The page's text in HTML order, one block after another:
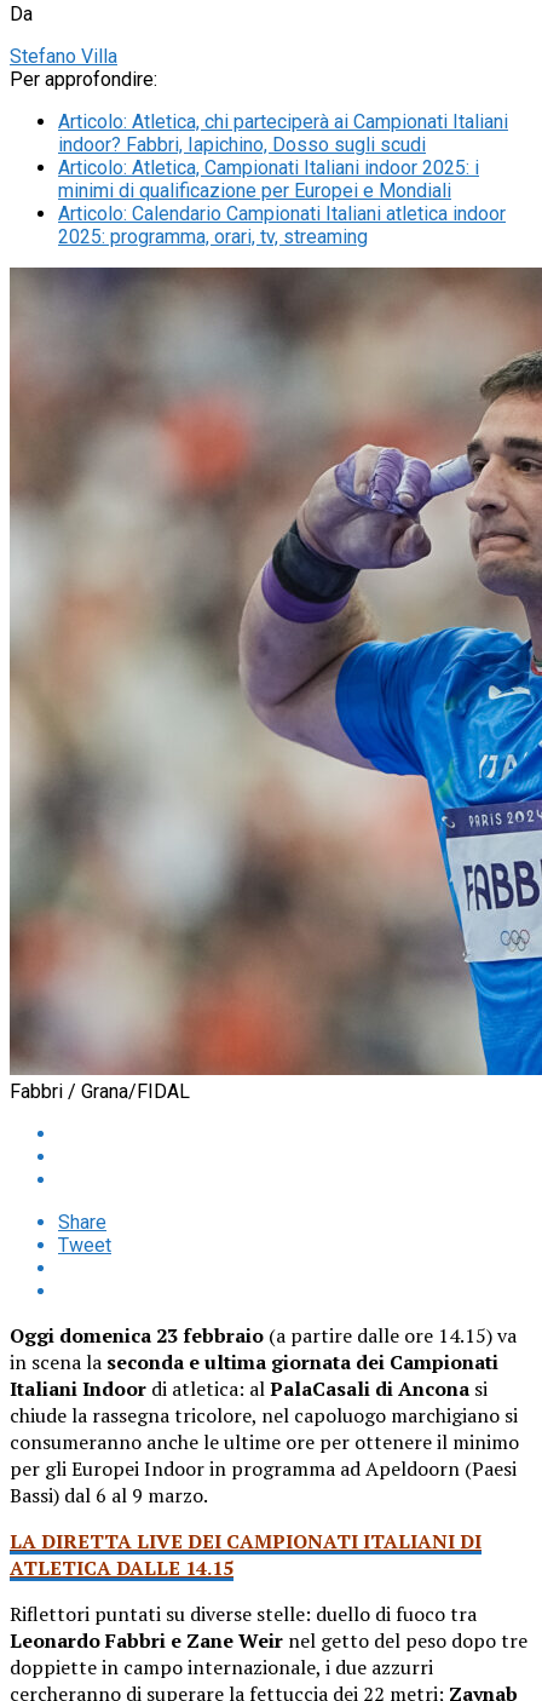
Da
Stefano Villa
Per approfondire:
Articolo: Atletica, chi parteciperà ai Campionati Italiani
indoor? Fabbri, Iapichino, Dosso sugli scudi
Articolo: Atletica, Campionati Italiani indoor 2025: i
minimi di qualificazione per Europei e Mondiali
Articolo: Calendario Campionati Italiani atletica indoor
2025: programma, orari, tv, streaming
Fabbri / Grana/FIDAL
Share
Tweet
Oggi domenica 23 febbraio (a partire dalle ore 14.15) va
in scena la seconda e ultima giornata dei Campionati
Italiani Indoor di atletica: alPalaCasali di Ancona si
chiude la rassegna tricolore, nel capoluogo marchigiano si
consumeranno anche le ultime ore per ottenere il minimo
per gli Europei Indoor in programma ad Apeldoorn (Paesi
Bassi) dal 6 al 9 marzo.
LA DIRETTA LIVE DEI CAMPIONATI ITALIANI DI
ATLETICA DALLE 14.15
Riflettori puntati su diverse stelle: duello di fuoco tra
Leonardo Fabbri e Zane Weir nel getto del peso dopo tre
doppiette in campo internazionale, i due azzurri
cercheranno di superare la fettuccia dei 22 metri; Zaynab